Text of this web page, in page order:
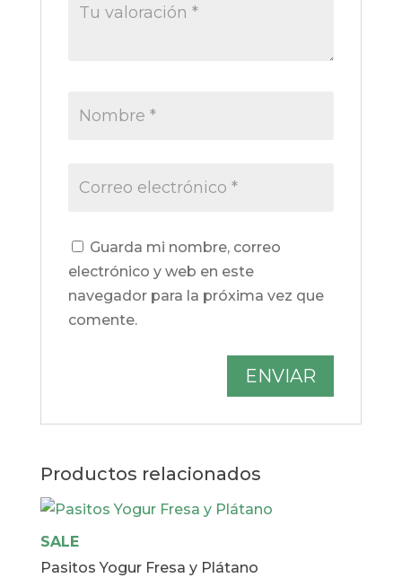
Guarda mi nombre, correo
electrónico y web en este
navegador para la próxima vez que
comente.
Productos relacionados
SALE
Pasitos Yogur Fresa y Plátano